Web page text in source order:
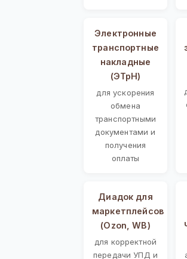
Электронные
транспортные
накладные
(ЭТрН)
для ускорения
обмена
транспортными
документами и
получения
оплаты
Диадок для
маркетплейсов
(Ozon, WB)
для корректной
передачи УПД и